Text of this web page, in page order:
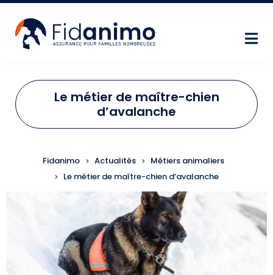
Aller au contenu principal
Le métier de maître-chien
d’avalanche
FIL D'ARIANE
Fidanimo Actualités
Métiers animaliers
Le métier de maître-chien d’avalanche